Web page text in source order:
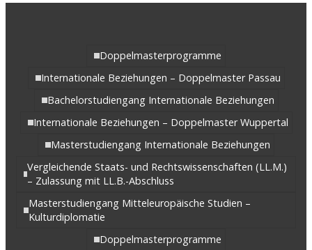
Doppelmasterprogramme
Internationale Beziehungen – Doppelmaster Passau
Bachelorstudiengang Internationale Beziehungen
Internationale Beziehungen – Doppelmaster Wuppertal
Masterstudiengang Internationale Beziehungen
Vergleichende Staats- und Rechtswissenschaften (LL.M.)
– Zulassung mit LL.B.-Abschluss
Masterstudiengang Mitteleuropäische Studien –
Kulturdiplomatie
Doppelmasterprogramme